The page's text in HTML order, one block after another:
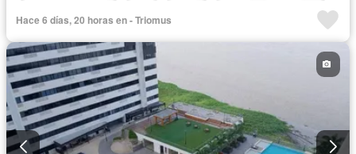
Garita de guardianía
Gimnasio
Ascensor Seguridad
Completamente amoblado
Hace 6 días, 20 horas en - Triomus